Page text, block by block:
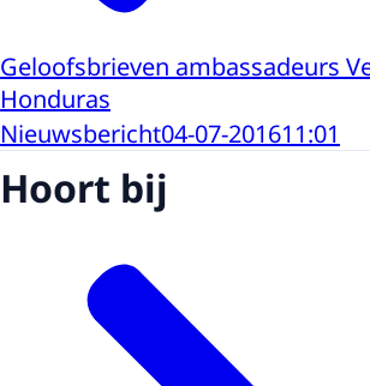
Geloofsbrieven ambassadeurs
Honduras
Nieuwsbericht04-07-201611:01
Hoort bij